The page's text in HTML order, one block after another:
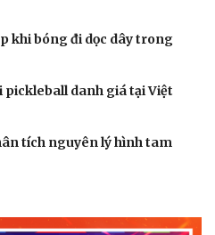
khi bóng đi dọc dây trong
danh giá tại Việt
tích nguyên lý hình tam